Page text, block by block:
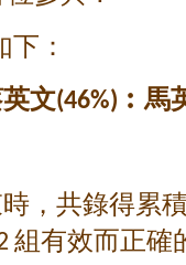
下：
文(46%)︰馬
，共錄得累
組有效而正確